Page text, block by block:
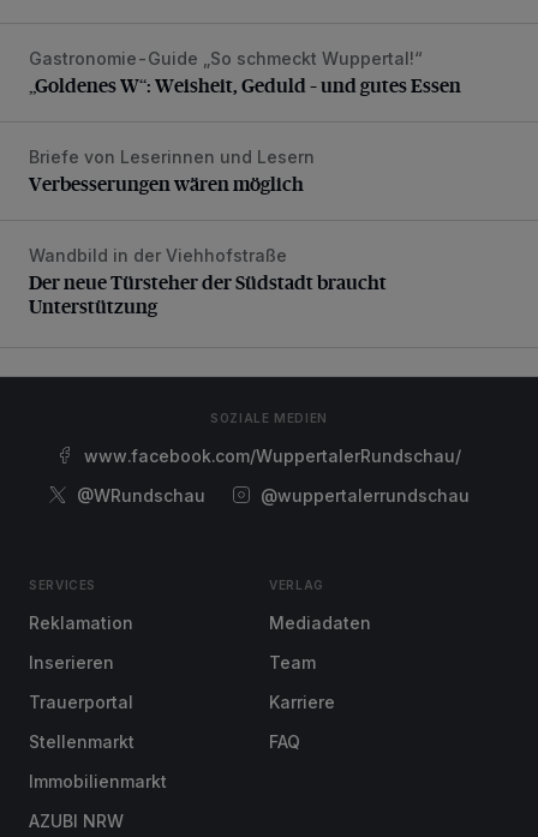
„Goldenes W“: Weisheit, Geduld – und gutes Essen
Gastronomie-Guide „So schmeckt Wuppertal!“
„Goldenes W“: Weisheit, Geduld – und gutes Essen
Verbesserungen wären möglich
Briefe von Leserinnen und Lesern
Verbesserungen wären möglich
Der neue Türsteher der Südstadt braucht Unterstützung
Wandbild in der Viehhofstraße
Der neue Türsteher der Südstadt braucht
Unterstützung
SOZIALE MEDIEN
www.facebook.com/WuppertalerRundschau/
@WRundschau
@wuppertalerrundschau
SERVICES
Reklamation
Inserieren
Trauerportal
Stellenmarkt
Immobilienmarkt
AZUBI NRW
VERLAG
Mediadaten
Team
Karriere
FAQ